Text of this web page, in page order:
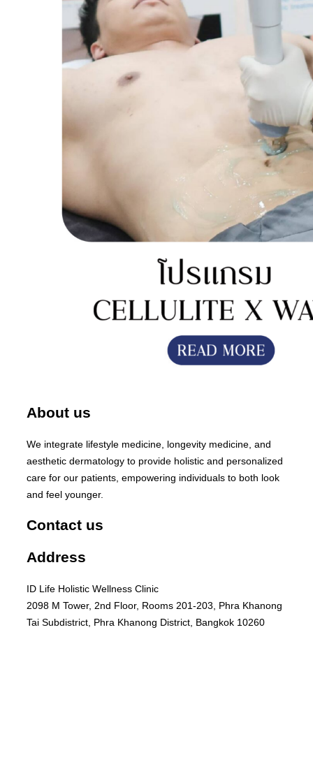
About us
We integrate lifestyle medicine, longevity medicine, and
aesthetic dermatology to provide holistic and personalized
care for our patients, empowering individuals to both look
and feel younger.
Contact us
Address
ID Life Holistic Wellness Clinic
2098 M Tower, 2nd Floor, Rooms 201-203, Phra Khanong
Tai Subdistrict, Phra Khanong District, Bangkok 10260